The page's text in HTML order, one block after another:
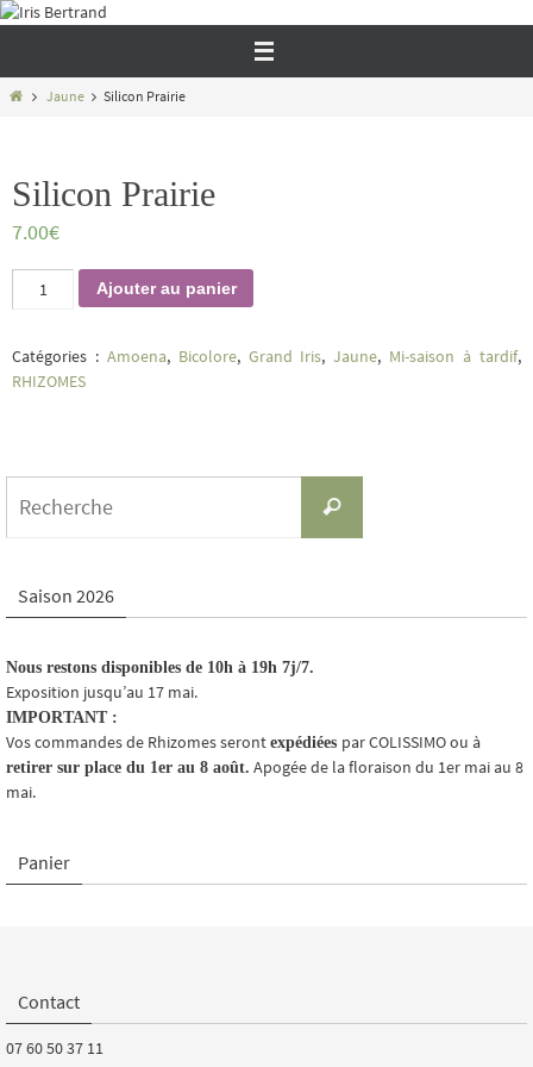
Passer
contenuHomeJaune Silicon Prairie
Silicon Prairie
7.00€
quantité
de
Prairie
Ajouter au panier
Catégories : Amoena, Bicolore, Grand Iris,Jaune, Mi-saison à tardif,
RHIZOMES
Recherche
Saison 2026
Nous restons disponibles de 10h à 19h 7j/7.
Exposition jusqu’au 17 mai.
IMPORTANT :
Vos commandes de Rhizomes seront expédiées par COLISSIMO ou à
retirer sur place du 1er au 8 août. Apogée de la floraison du 1er mai au 8
mai.
Panier
Contact
07 60 50 37 11